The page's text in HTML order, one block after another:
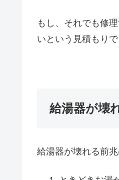
もし、それでも修
いという見積もりで
給湯器が壊
給湯器が壊れる前